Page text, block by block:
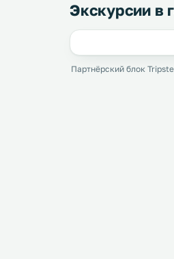
Экскурсии в
Партнёрский блок